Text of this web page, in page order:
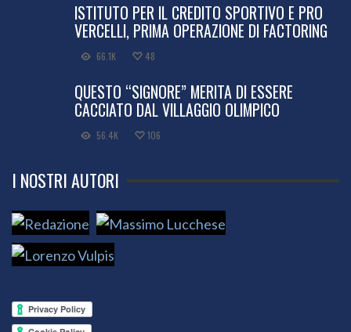
ISTITUTO PER IL CREDITO SPORTIVO E PRO
VERCELLI, PRIMA OPERAZIONE DI FACTORING
66.1K 48
QUESTO “SIGNORE” MERITA DI ESSERE
CACCIATO DAL VILLAGGIO OLIMPICO
56.4K 106
I NOSTRI AUTORI